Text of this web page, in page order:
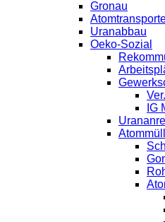
Gronau
Uranabbau
Oeko-Sozial
IG
Atommüll